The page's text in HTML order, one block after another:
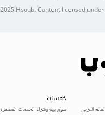
Hsoub.Content licensed under